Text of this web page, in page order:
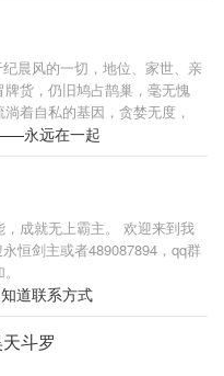
晨风的一切，地位、家世、亲
货，仍旧鸠占鹊巢，毫无愧
着自私的基因，贪婪无度，
，什么都想要，什么都要有，
一念善，一念恶；一念贪，
人的能力，或许就是老天对
晨风x桑念，穷人家的贵公子
：三一几丶binhuo.cc
永远在一起
成就无上霸主。 欢迎来到我
恒剑主或者489087894，qq群
道联系方式
斗罗